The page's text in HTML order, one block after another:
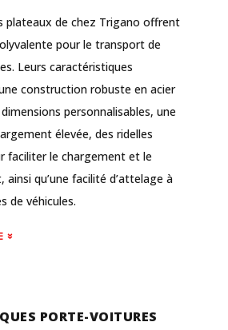
plateaux de chez Trigano offrent
pour le transport de
Leurs caractéristiques
construction robuste en acier
personnalisables, une
élevée, des ridelles
faciliter le chargement et le
ainsi qu’une facilité d’attelage à
de véhicules.
PORTE-VOITURES